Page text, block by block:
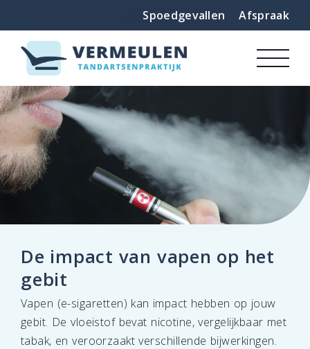
Spoedgevallen Afspraak
De impact van vapen op het
gebit
Vapen (e-sigaretten) kan impact hebben op jouw
gebit. De vloeistof bevat nicotine, vergelijkbaar met
tabak, en veroorzaakt verschillende bijwerkingen.